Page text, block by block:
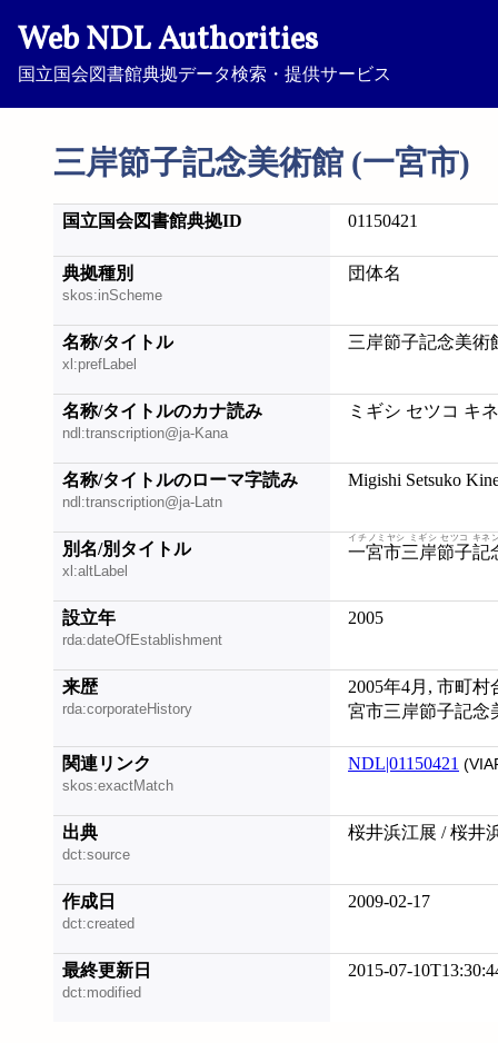
Web NDL Authorities
国立国会図書館典拠データ検索・提供サービス
三岸節子記念美術館 (一宮市)
国立国会図書館典拠ID 01150421
典拠種別
skos:inScheme
団体名
名称/タイトル
xl:prefLabel
三岸節子記念美術
名称/タイトルのカナ読み
ndl:transcription@ja-Kana
ミギシ セツコ キ
名称/タイトルのローマ字読み
ndl:transcription@ja-Latn
Migishi Setsuko
別名/別タイトル
xl:altLabel
一宮市三岸節子記
イチノミヤシ ミギシ セツコ キネ
設立年
rda:dateOfEstablishment
2005
来歴
rda:corporateHistory
2005年4月, 市町
宮市三岸節子記念
関連リンク
skos:exactMatch
NDL|01150421
出典
dct:source
桜井浜江展 / 桜井
作成日
dct:created
2009-02-17
最終更新日
dct:modified
2015-07-